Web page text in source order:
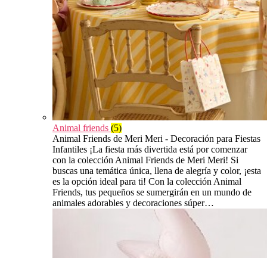
Animal friends (5)
Animal Friends de Meri Meri - Decoración para Fiestas
Infantiles ¡La fiesta más divertida está por comenzar
con la colección Animal Friends de Meri Meri! Si
buscas una temática única, llena de alegría y color, ¡esta
es la opción ideal para ti! Con la colección Animal
Friends, tus pequeños se sumergirán en un mundo de
animales adorables y decoraciones súper…